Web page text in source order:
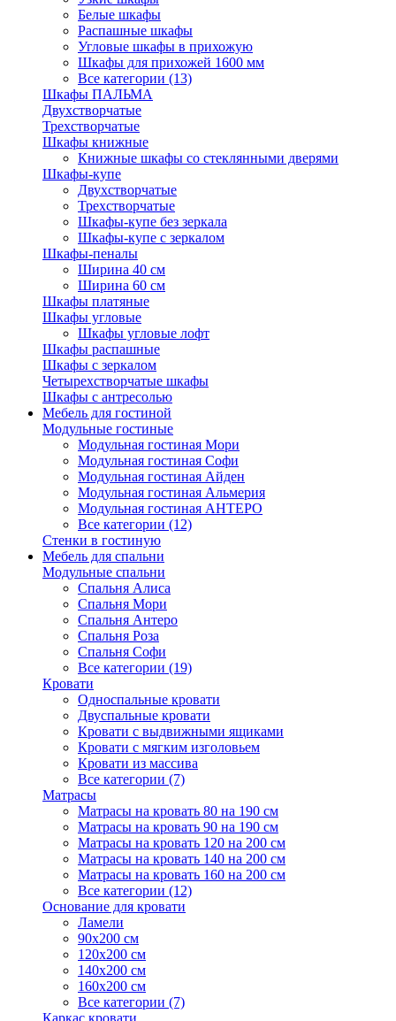
Белые шкафы
Распашные шкафы
Угловые шкафы в прихожую
Шкафы для прихожей 1600 мм
Все категории (13)
Шкафы ПАЛЬМА
Двухстворчатые
Трехстворчатые
Шкафы книжные
Книжные шкафы со стеклянными дверями
Шкафы-купе
Двухстворчатые
Трехстворчатые
Шкафы-купе без зеркала
Шкафы-купе с зеркалом
Шкафы-пеналы
Ширина 40 см
Ширина 60 см
Шкафы платяные
Шкафы угловые
Шкафы угловые лофт
Шкафы распашные
Шкафы с зеркалом
Четырехстворчатые шкафы
Шкафы с антресолью
Мебель для гостиной
Модульные гостиные
Модульная гостиная Мори
Модульная гостиная Софи
Модульная гостиная Айден
Модульная гостиная Альмерия
Модульная гостиная АНТЕРО
Все категории (12)
Стенки в гостиную
Мебель для спальни
Модульные спальни
Спальня Алиса
Спальня Мори
Спальня Антеро
Спальня Роза
Спальня Софи
Все категории (19)
Кровати
Односпальные кровати
Двуспальные кровати
Кровати с выдвижными ящиками
Кровати с мягким изголовьем
Кровати из массива
Все категории (7)
Матрасы
Матрасы на кровать 80 на 190 см
Матрасы на кровать 90 на 190 см
Матрасы на кровать 120 на 200 см
Матрасы на кровать 140 на 200 см
Матрасы на кровать 160 на 200 см
Все категории (12)
Основание для кровати
Ламели
90х200 см
120х200 см
140х200 см
160х200 см
Все категории (7)
Каркас кровати